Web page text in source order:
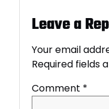
Leave a
Your email
Required fields
Comment *